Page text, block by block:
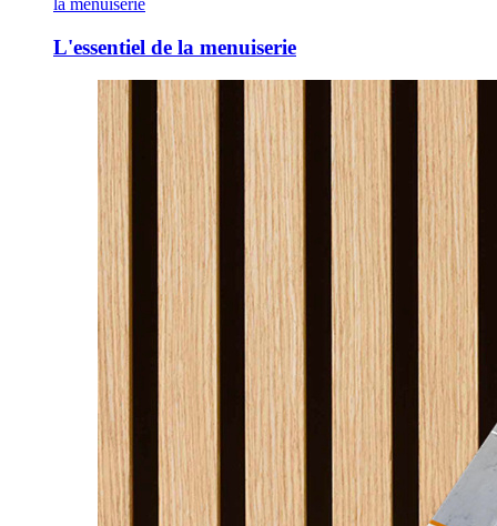
L'essentiel de la menuiserie